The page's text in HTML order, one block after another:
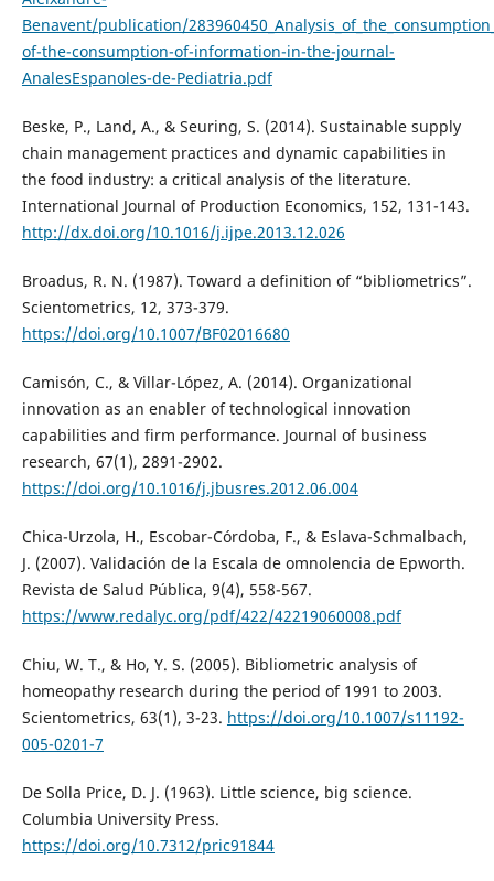
Benavent/publication/
of-the-consumption-of-information-in-the-journal-
AnalesEspanoles-de-Pediatria.pdf
Beske, P., Land, A., & Seuring, S. (2014). Sustainable supply
chain management practices and dynamic capabilities in
the food industry: a critical analysis of the literature.
International Journal of Production Economics, 152, 131-143.
http://dx.doi.org/10.1016/j.ijpe.2013.12.026
Broadus, R. N. (1987). Toward a definition of “bibliometrics”.
Scientometrics, 12, 373-379.
https://doi.org/10.1007/BF02016680
Camisón, C., & Villar-López, A. (2014). Organizational
innovation as an enabler of technological innovation
capabilities and firm performance. Journal of business
research, 67(1), 2891-2902.
https://doi.org/10.1016/j.jbusres.2012.06.004
Chica-Urzola, H., Escobar-Córdoba, F., & Eslava-Schmalbach,
J. (2007). Validación de la Escala de omnolencia de Epworth.
Revista de Salud Pública, 9(4), 558-567.
https://www.redalyc.org/pdf/422/42219060008.pdf
Chiu, W. T., & Ho, Y. S. (2005). Bibliometric analysis of
homeopathy research during the period of 1991 to 2003.
Scientometrics, 63(1), 3-23. https://doi.org/10.1007/s11192-
005-0201-7
De Solla Price, D. J. (1963). Little science, big science.
Columbia University Press.
https://doi.org/10.7312/pric91844